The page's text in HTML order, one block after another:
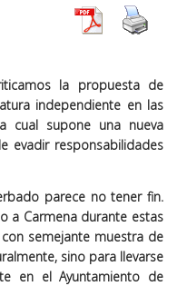
la propuesta de
independiente en las
cual supone una nueva
evadir responsabilidades
parece no tener fin.
a Carmena durante estas
semejante muestra de
sino para llevarse
en el Ayuntamiento de